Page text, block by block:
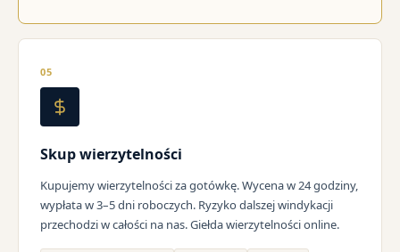
05
Skup wierzytelności
Kupujemy wierzytelności za gotówkę. Wycena w 24 godziny,
wypłata w 3–5 dni roboczych. Ryzyko dalszej windykacji
przechodzi w całości na nas. Giełda wierzytelności online.